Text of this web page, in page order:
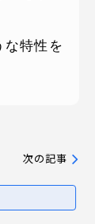
な特性を
次の記事